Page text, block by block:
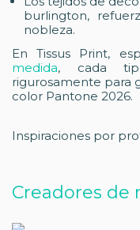
burlington,
nobleza.
En Tissus Print,
medida, cada
rigurosamente para
color Pantone 2026.
Inspiraciones por
Creadores de